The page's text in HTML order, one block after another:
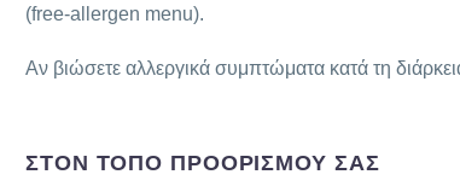
(free-allergen menu).
Αν βιώσετε αλλεργικά συμπτώματα κατά τη
ΣΤΟΝ ΤΟΠΟ ΠΡΟΟΡΙΣΜΟΥ ΣΑΣ